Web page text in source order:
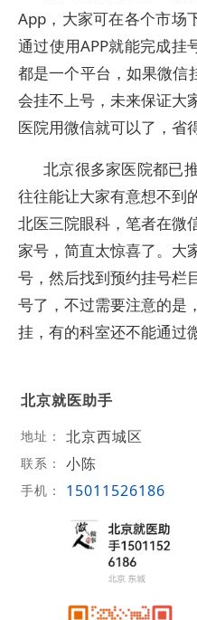
App，大家可在各个市场
通过使用APP就能完成挂
都是一个平台，如果微信
会挂不上号，未来保证大
医院用微信就可以了，省
北京很多家医院都已
往往能让大家有意想不到
北医三院眼科，笔者在微
家号，简直太惊喜了。大
号，然后找到预约挂号栏
号了，不过需要注意的是
挂，有的科室还不能通过
北京就医助手
地址： 北京西城区
联系： 小陈
手机： 15011526186